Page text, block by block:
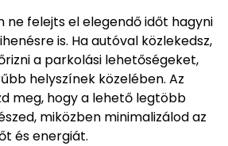
ne felejts el elegendő időt hagyni
is. Ha autóval közlekedsz,
a parkolási lehetőségeket,
helyszínek közelében. Az
meg, hogy a lehető legtöbb
miközben minimalizálod az
és energiát.